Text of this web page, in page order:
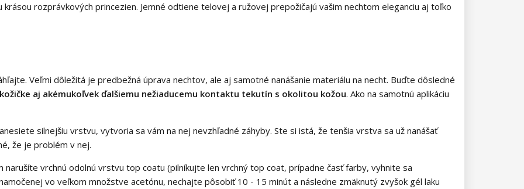
rozprávkových princezien. Jemné odtiene telovej a ružovej prepožičajú vašim nechtom eleganciu aj toľko
Veľmi dôležitá je predbežná úprava nechtov, ale aj samotné nanášanie materiálu na necht. Buďte dôsledné
aj akémukoľvek ďalšiemu nežiaducemu kontaktu tekutín s okolitou kožou. Ako na samotnú aplikáciu
silnejšiu vrstvu, vytvoria sa vám na nej nevzhľadné záhyby. Ste si istá, že tenšia vrstva sa už nanášať
že je problém v nej.
vrchnú odolnú vrstvu top coatu (pilníkujte len vrchný top coat, prípadne časť farby, vyhnite sa
vo veľkom množstve acetónu, nechajte pôsobiť 10 - 15 minút a následne zmäknutý zvyšok gél laku